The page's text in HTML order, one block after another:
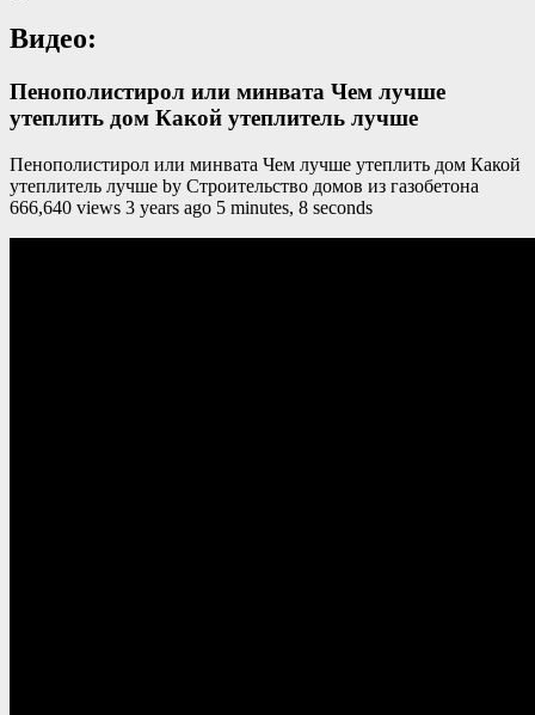
Видео:
Пенополистирол или минвата Чем лучше
утеплить дом Какой утеплитель лучше
Пенополистирол или минвата Чем лучше утеплить дом Какой
утеплитель лучше by Строительство домов из газобетона
666,640 views 3 years ago 5 minutes, 8 seconds